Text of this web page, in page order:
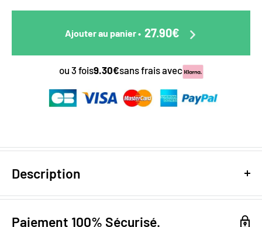
Ajouter au panier• 27.90€
ou 3 fois9.30€sans frais avec
Description
Design numérique: colorimétrie optimale / effet
trompe l'oeil
Paiement 100% Sécurisé.